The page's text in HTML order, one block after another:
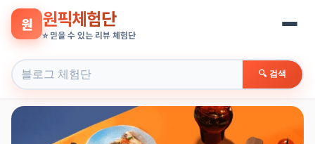
원 원픽체험단
⭐ 믿을 수 있는 리뷰 체험단
🔍 검색